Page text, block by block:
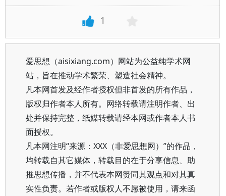
1
爱思想（aisixiang.com）网站为公益纯学术网
站，旨在推动学术繁荣、塑造社会精神。
凡本网首发及经作者授权但非首发的所有作品，
版权归作者本人所有。网络转载请注明作者、出
处并保持完整，纸媒转载请经本网或作者本人书
面授权。
凡本网注明“来源：XXX（非爱思想网）”的作品，
均转载自其它媒体，转载目的在于分享信息、助
推思想传播，并不代表本网赞同其观点和对其真
实性负责。若作者或版权人不愿被使用，请来函